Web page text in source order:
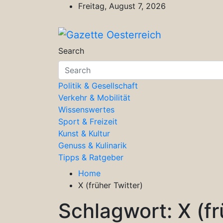
Freitag, August 7, 2026
Gazette Oesterreich
Magazin für Freizeit, Politik, Kultur
Search
Politik & Gesellschaft
Verkehr & Mobilität
Wissenswertes
Sport & Freizeit
Kunst & Kultur
Genuss & Kulinarik
Tipps & Ratgeber
Home
X (früher Twitter)
Schlagwort: X